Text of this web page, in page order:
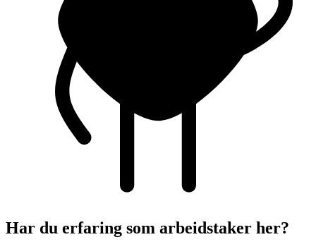
Har du erfaring som arbeidstaker her?